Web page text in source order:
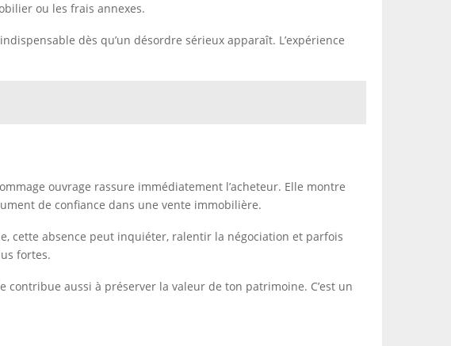
ou les frais annexes.
dès qu’un désordre sérieux apparaît. L’expérience
ouvrage rassure immédiatement l’acheteur. Elle montre
de confiance dans une vente immobilière.
cette absence peut inquiéter, ralentir la négociation et parfois
fortes.
aussi à préserver la valeur de ton patrimoine. C’est un